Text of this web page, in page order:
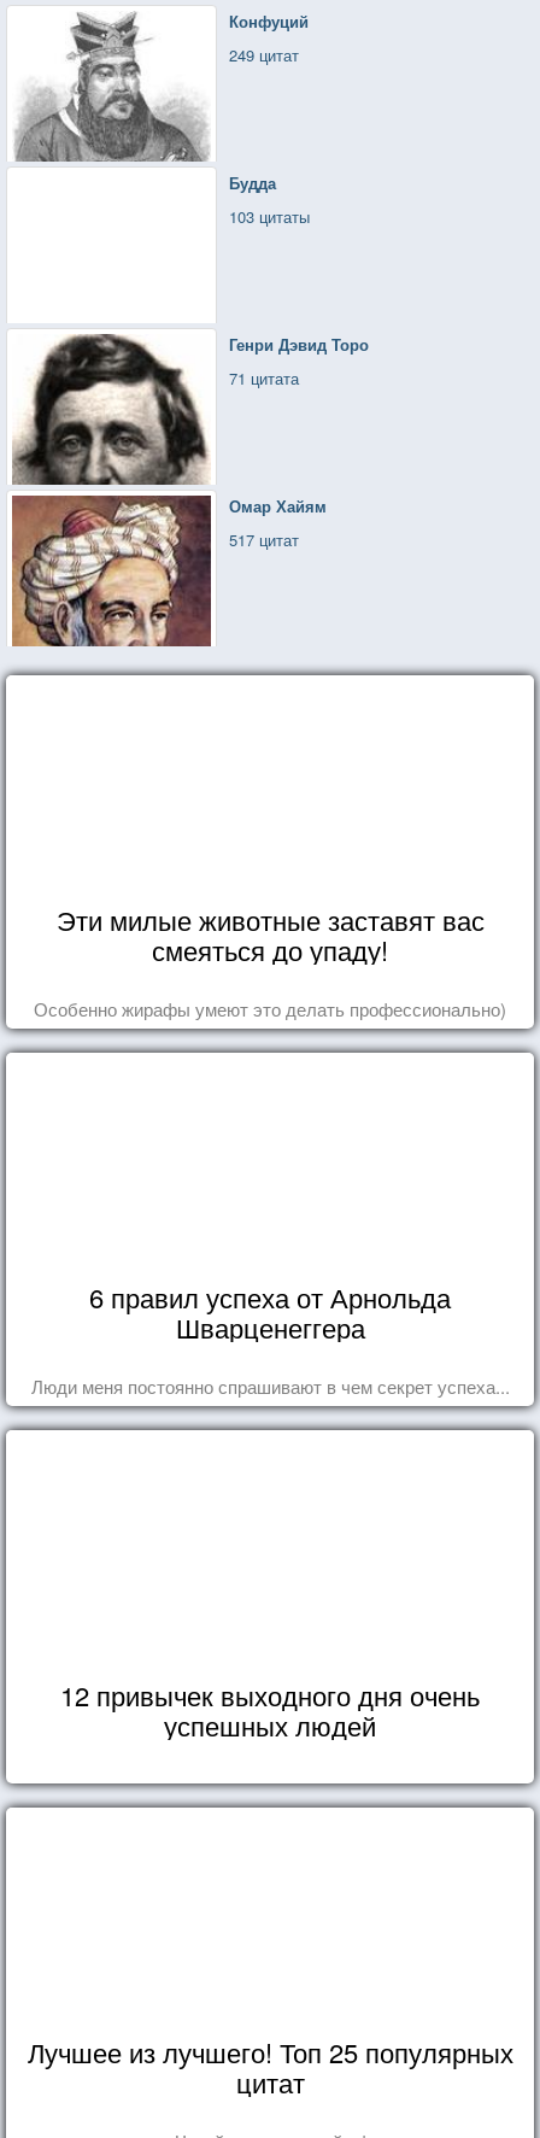
Конфуций
249 цитат
Будда
103 цитаты
Генри Дэвид Торо
71 цитата
Омар Хайям
517 цитат
Эти милые животные заставят вас
смеяться до упаду!
Особенно жирафы умеют это делать профессионально)
6 правил успеха от Арнольда
Шварценеггера
Люди меня постоянно спрашивают в чем секрет успеха...
12 привычек выходного дня очень
успешных людей
Лучшее из лучшего! Топ 25 популярных
цитат